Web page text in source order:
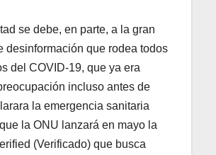
se debe, en parte, a la gran
desinformación que rodea todos
del COVID-19, que ya era
incluso antes de
la emergencia sanitaria
la ONU lanzará en mayo la
(Verificado) que busca